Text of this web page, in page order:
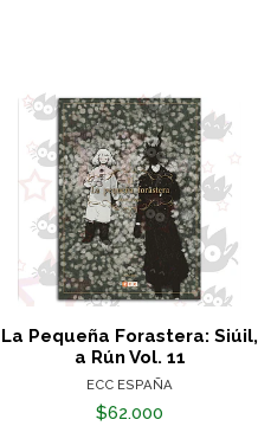
La Pequeña Forastera: Siúil,
a Rún Vol. 11
ECC ESPAÑA
$62.000